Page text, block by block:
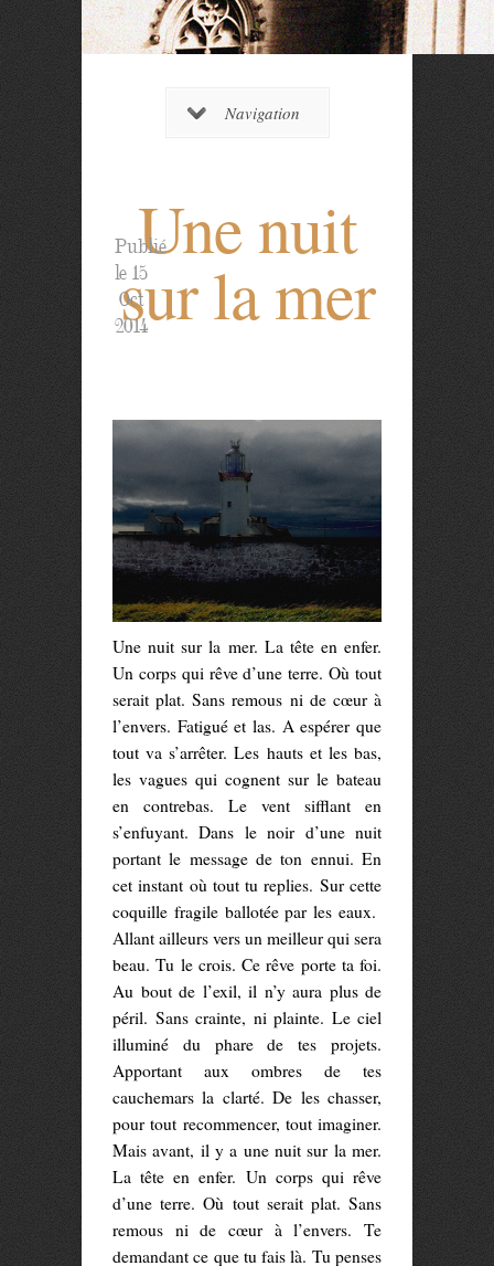
Navigation
Une nuit
sur la mer
Publié
le 15
Oct
2014
Une nuit sur la mer. La tête en enfer.
Un corps qui rêve d’une terre. Où tout
serait plat. Sans remous ni de cœur à
l’envers. Fatigué et las. A espérer que
tout va s’arrêter. Les hauts et les bas,
les vagues qui cognent sur le bateau
en contrebas. Le vent sifflant en
s’enfuyant. Dans le noir d’une nuit
portant le message de ton ennui. En
cet instant où tout tu replies. Sur cette
coquille fragile ballotée par les eaux.
Allant ailleurs vers un meilleur qui sera
beau. Tu le crois. Ce rêve porte ta foi.
Au bout de l’exil, il n’y aura plus de
péril. Sans crainte, ni plainte. Le ciel
illuminé du phare de tes projets.
Apportant aux ombres de tes
cauchemars la clarté. De les chasser,
pour tout recommencer, tout imaginer.
Mais avant, il y a une nuit sur la mer.
La tête en enfer. Un corps qui rêve
d’une terre. Où tout serait plat. Sans
remous ni de cœur à l’envers. Te
demandant ce que tu fais là. Tu penses